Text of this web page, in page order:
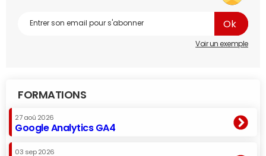
Voir un exemple
FORMATIONS
27 aoû 2026
Google Analytics GA4
03 sep 2026